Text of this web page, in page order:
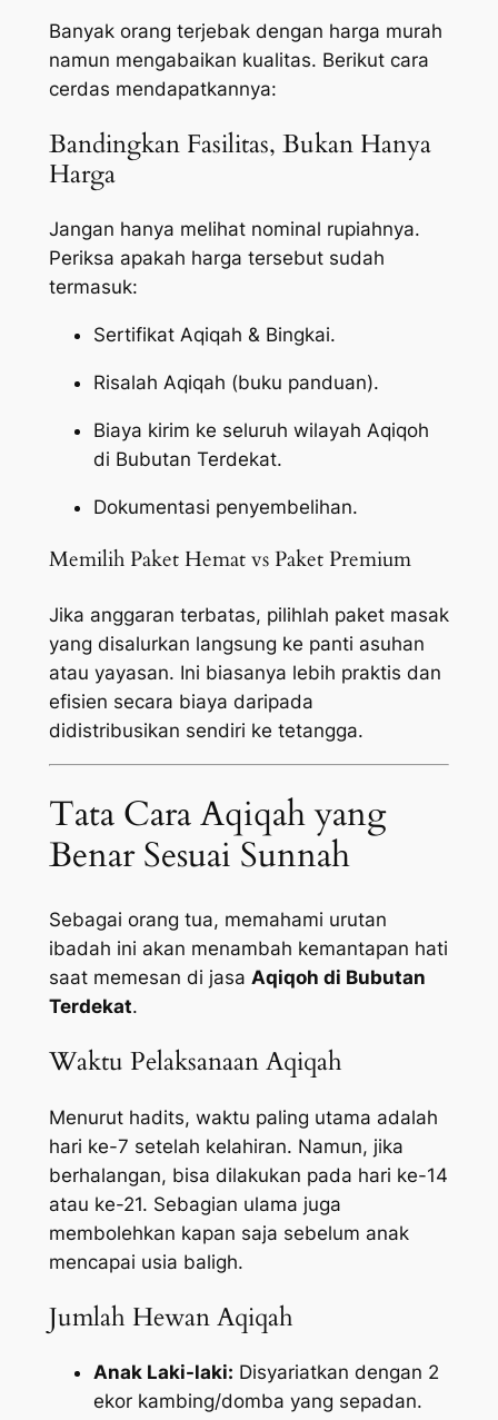
Banyak orang terjebak dengan harga murah
namun mengabaikan kualitas. Berikut cara
cerdas mendapatkannya:
Bandingkan Fasilitas, Bukan Hanya
Harga
Jangan hanya melihat nominal rupiahnya.
Periksa apakah harga tersebut sudah
termasuk:
Sertifikat Aqiqah & Bingkai.
Risalah Aqiqah (buku panduan).
Biaya kirim ke seluruh wilayah Aqiqoh
di Bubutan Terdekat.
Dokumentasi penyembelihan.
Memilih Paket Hemat vs Paket Premium
Jika anggaran terbatas, pilihlah paket masak
yang disalurkan langsung ke panti asuhan
atau yayasan. Ini biasanya lebih praktis dan
efisien secara biaya daripada
didistribusikan sendiri ke tetangga.
Tata Cara Aqiqah yang
Benar Sesuai Sunnah
Sebagai orang tua, memahami urutan
ibadah ini akan menambah kemantapan hati
saat memesan di jasa Aqiqoh di Bubutan
Terdekat.
Waktu Pelaksanaan Aqiqah
Menurut hadits, waktu paling utama adalah
hari ke-7 setelah kelahiran. Namun, jika
berhalangan, bisa dilakukan pada hari ke-14
atau ke-21. Sebagian ulama juga
membolehkan kapan saja sebelum anak
mencapai usia baligh.
Jumlah Hewan Aqiqah
Anak Laki-laki: Disyariatkan dengan 2
ekor kambing/domba yang sepadan.